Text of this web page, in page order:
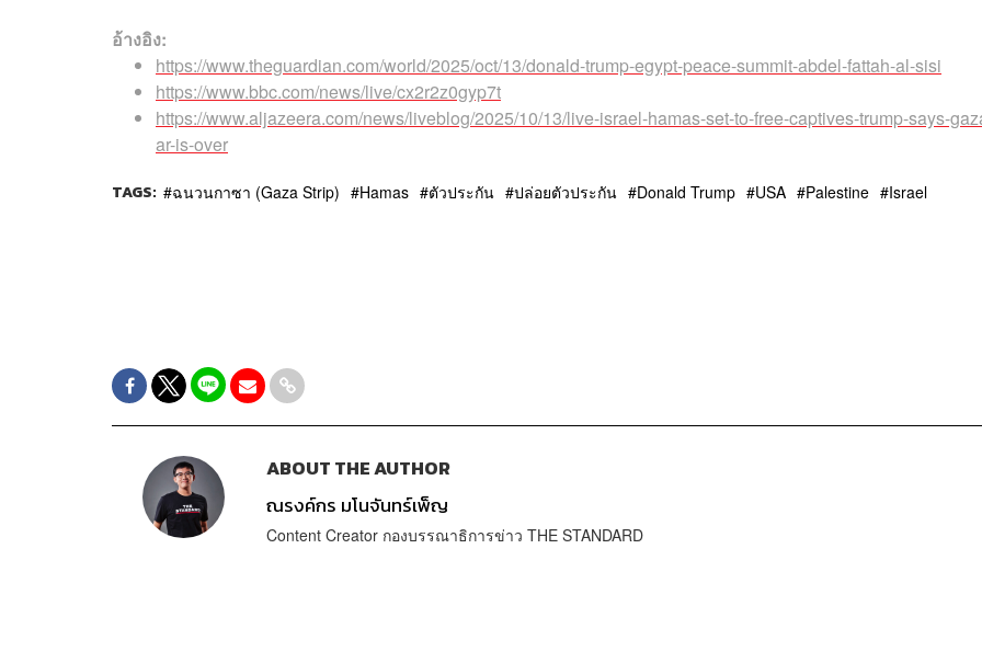
อ้างอิง:
https://www.theguardian.com/world/2025/oct/13/donald-trump-egypt-peace-summit-abdel-fattah-al-sisi
https://www.bbc.com/news/live/cx2r2z0gyp7t
https://www.aljazeera.com/news/liveblog/2025/10/13/live-israel-hamas-set-to-free-captives-trump-says-
ar-is-over
TAGS: ฉนวนกาซา (Gaza Strip) Hamas ตัวประกัน ปล่อยตัวประกัน Donald Trump USA Palestine Israel
ABOUT THE AUTHOR
ณรงค์กร มโนจันทร์เพ็ญ
Content Creator กองบรรณาธิการข่าว THE STANDARD